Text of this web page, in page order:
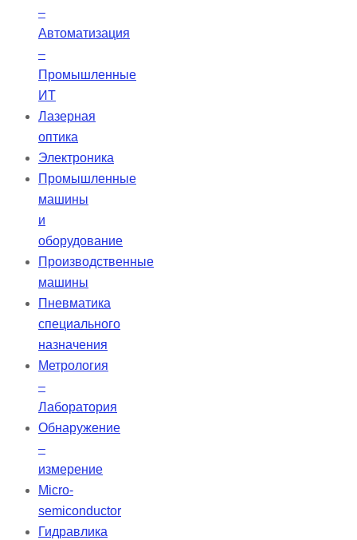
–
Автоматизация
–
Промышленные
ИТ
Лазерная
оптика
Электроника
Промышленные
машины
и
оборудование
Производственные
машины
Пневматика
специального
назначения
Метрология
–
Лаборатория
Обнаружение
–
измерение
Micro-
semiconductor
Гидравлика